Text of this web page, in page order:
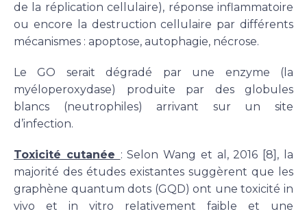
de la réplication cellulaire), réponse inflammatoire
ou encore la destruction cellulaire par différents
mécanismes : apoptose, autophagie, nécrose.
Le GO serait dégradé par une enzyme (la
myéloperoxydase) produite par des globules
blancs (neutrophiles) arrivant sur un site
d’infection.
Toxicité cutanée : Selon Wang et al, 2016 [8], la
majorité des études existantes suggèrent que les
graphène quantum dots (GQD) ont une toxicité in
vivo et in vitro relativement faible et une